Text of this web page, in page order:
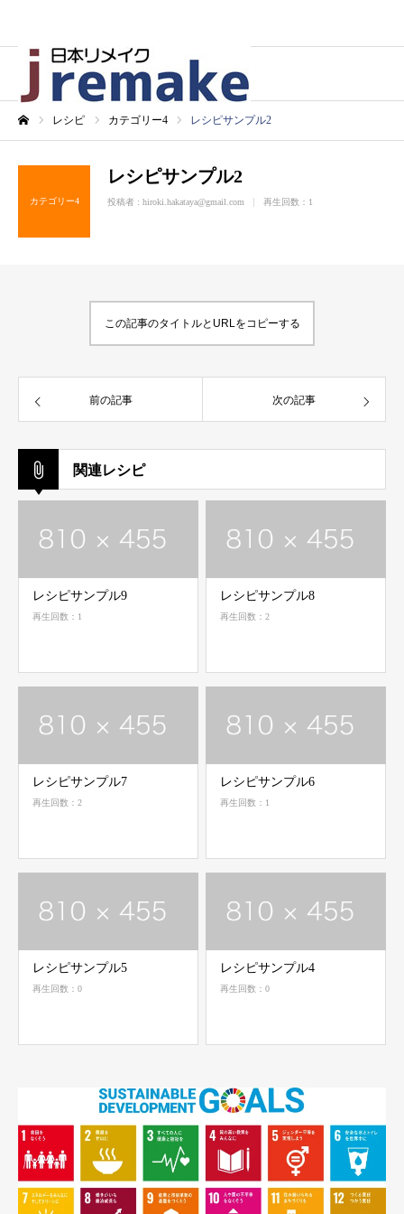
レシピ カテゴリー4 レシピサンプル2
カテゴリー4
レシピサンプル2
投稿者 : hiroki.hakataya@gmail.com 再生回数：1
この記事のタイトルとURLをコピーする
前の記事 次の記事
関連レシピ
レシピサンプル9
再生回数：1
レシピサンプル8
再生回数：2
レシピサンプル7
再生回数：2
レシピサンプル6
再生回数：1
レシピサンプル5
再生回数：0
レシピサンプル4
再生回数：0